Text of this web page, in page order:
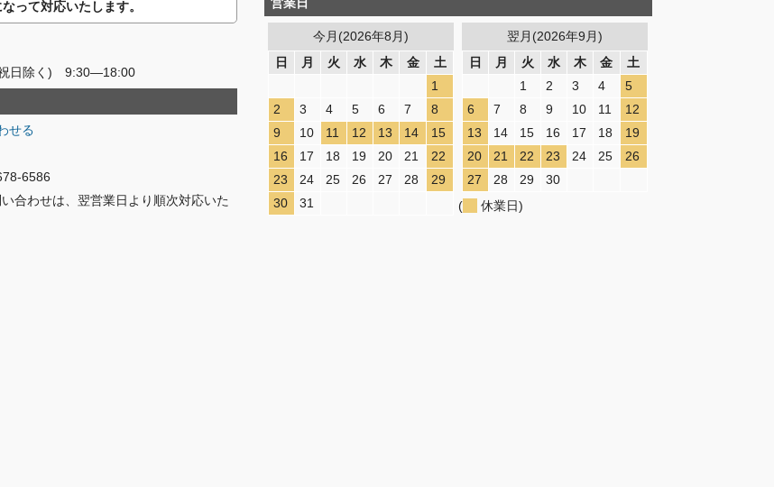
って対応いたします。
日除く) 9:30―18:00
せる
6586
合わせは、翌営業日より順次対応いた
営業日
今月(2026年8月)
日
月 火 水 木 金
土
1
2
3 4 5 6 7
8
9
10 11 12 13 14
15
16
17 18 19 20 21
22
23
24 25 26 27 28
29
30
31
翌月(2026年9月)
日
月 火 水 木 金
土
1
2 3 4
5
6
7 8 9 10 11
12
13
14 15 16 17 18
19
20
21 22 23 24 25
26
27
28 29
30
(
休業日)